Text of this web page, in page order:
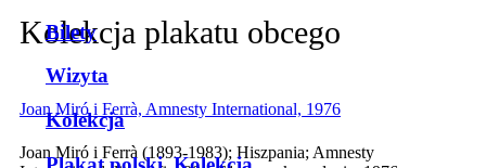
Bilety
Wizyta
Kolekcja
Kolekcja plakatu obcego
Joan Miró i Ferrà, Amnesty International, 1976
Joan Miró i Ferrà (1893-1983); Hiszpania; Amnesty